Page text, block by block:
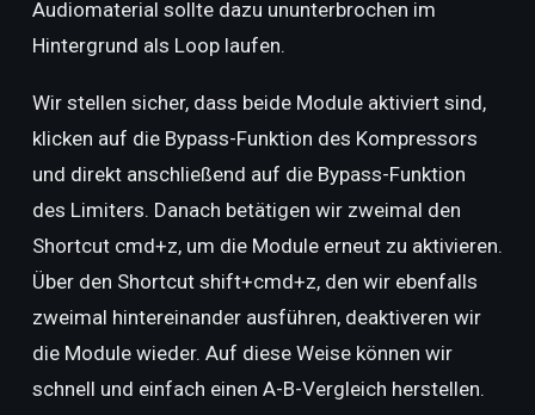
Audiomaterial sollte dazu ununterbrochen im
Hintergrund als Loop laufen.
Wir stellen sicher, dass beide Module aktiviert sind,
klicken auf die Bypass-Funktion des Kompressors
und direkt anschließend auf die Bypass-Funktion
des Limiters. Danach betätigen wir zweimal den
Shortcut cmd+z, um die Module erneut zu aktivieren.
Über den Shortcut shift+cmd+z, den wir ebenfalls
zweimal hintereinander ausführen, deaktiveren wir
die Module wieder. Auf diese Weise können wir
schnell und einfach einen A-B-Vergleich herstellen.